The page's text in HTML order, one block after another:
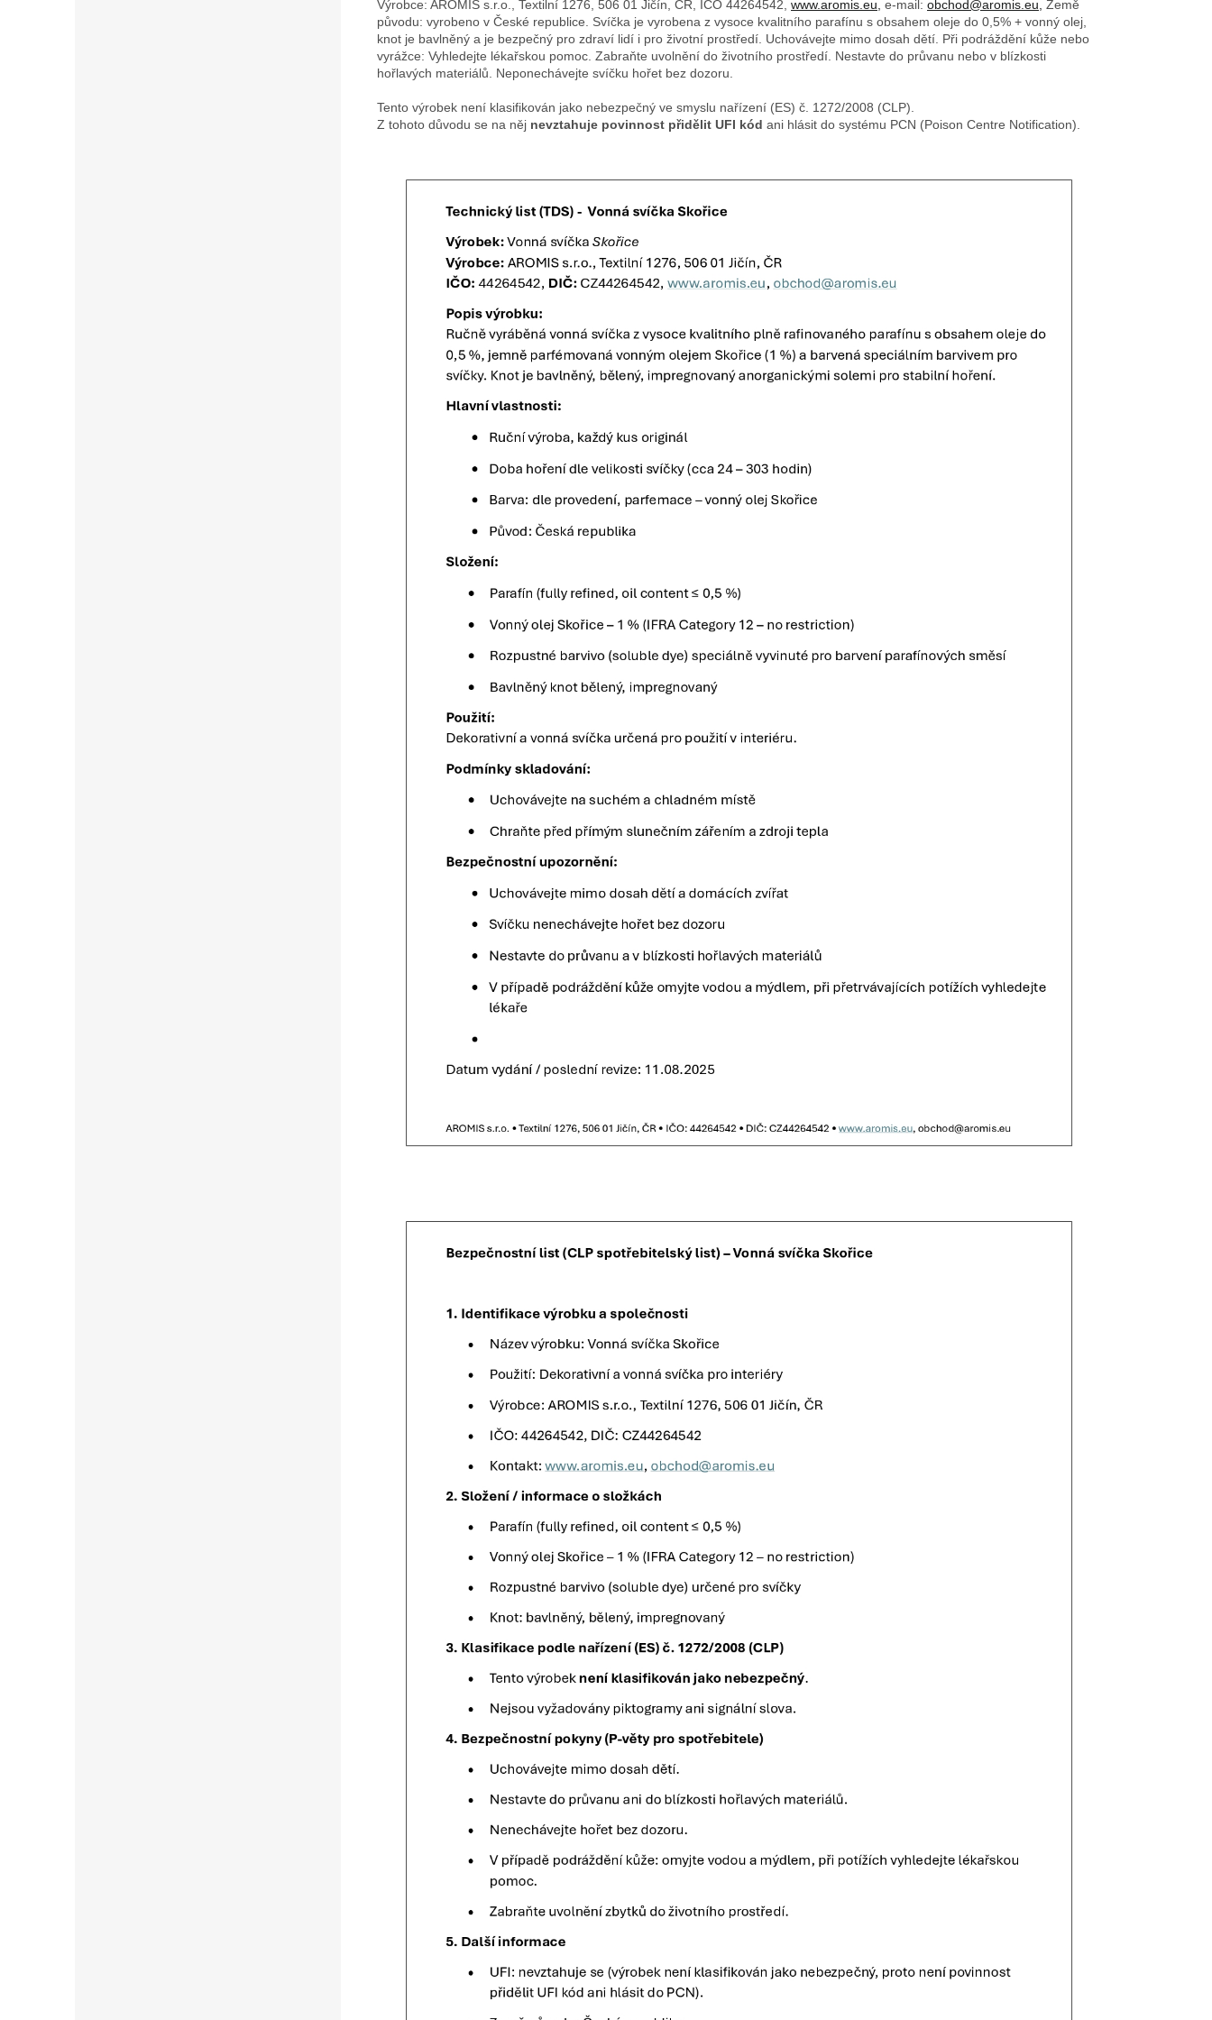
Výrobce: AROMIS s.r.o., Textilní 1276, 506 01 Jičín, ČR, IČO 44264542, www.aromis.eu, e-mail: obchod@aromis.eu, Země
původu: vyrobeno v České republice. Svíčka je vyrobena z vysoce kvalitního parafínu s obsahem oleje do 0,5% + vonný olej,
knot je bavlněný a je bezpečný pro zdraví lidí i pro životní prostředí. Uchovávejte mimo dosah dětí. Při podráždění kůže nebo
vyrážce: Vyhledejte lékařskou pomoc. Zabraňte uvolnění do životního prostředí. Nestavte do průvanu nebo v blízkosti
hořlavých materiálů. Neponechávejte svíčku hořet bez dozoru.
Tento výrobek není klasifikován jako nebezpečný ve smyslu nařízení (ES) č. 1272/2008 (CLP).
Z tohoto důvodu se na něj nevztahuje povinnost přidělit UFI kód ani hlásit do systému PCN (Poison Centre Notification).